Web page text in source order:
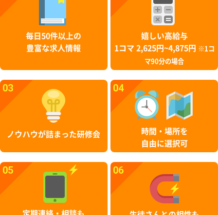
毎日50件以上の
豊富な求人情報
嬉しい高給与
1コマ 2,625円~4,875円 ※1コ
マ90分の場合
03
ノウハウが詰まった研修会
04
時間・場所を
自由に選択可
05
定期連絡・相談も
06